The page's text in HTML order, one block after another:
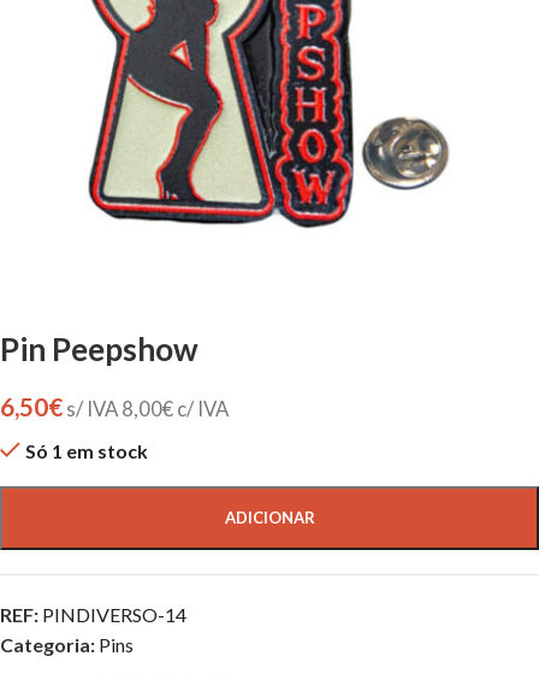
Pin Peepshow
6,50€ s/ IVA 8,00€ c/ IVA
Só 1 em stock
ADICIONAR
REF: PINDIVERSO-14
Categoria: Pins